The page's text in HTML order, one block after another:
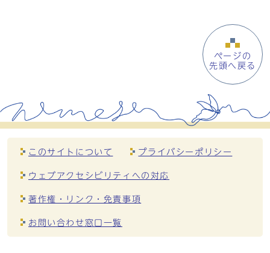
ページの
先頭へ戻る
このサイトについて プライバシーポリシー
ウェブアクセシビリティへの対応
著作権・リンク・免責事項
お問い合わせ窓口一覧